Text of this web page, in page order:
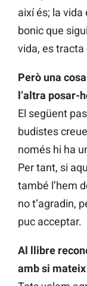
així és; la
bonic que
vida, es
Però una
l’altra posar-
El següent
budistes
només hi ha
Per tant, si
també l’hem
no t’agradin,
puc acceptar.
Al llibre
amb si